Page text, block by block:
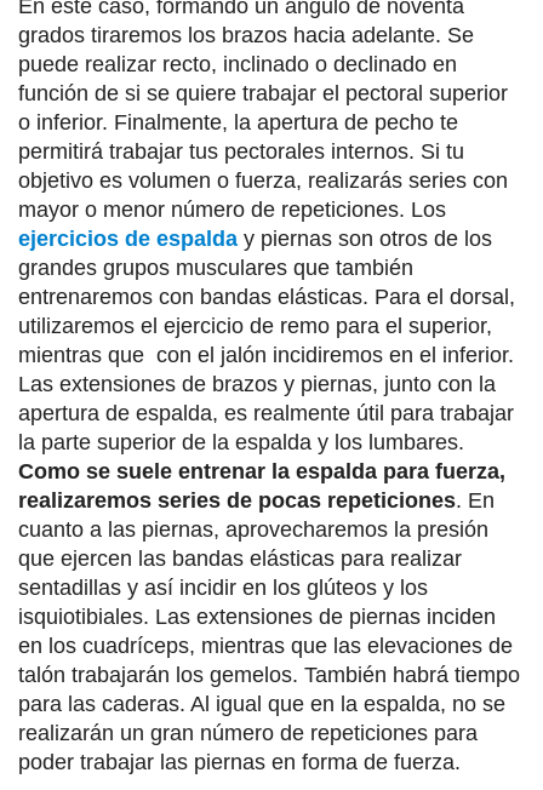
En este caso, formando un ángulo de noventa
grados tiraremos los brazos hacia adelante. Se
puede realizar recto, inclinado o declinado en
función de si se quiere trabajar el pectoral superior
o inferior. Finalmente, la apertura de pecho te
permitirá trabajar tus pectorales internos. Si tu
objetivo es volumen o fuerza, realizarás series con
mayor o menor número de repeticiones. Los
ejercicios de espalda y piernas son otros de los
grandes grupos musculares que también
entrenaremos con bandas elásticas. Para el dorsal,
utilizaremos el ejercicio de remo para el superior,
mientras que con el jalón incidiremos en el inferior.
Las extensiones de brazos y piernas, junto con la
apertura de espalda, es realmente útil para trabajar
la parte superior de la espalda y los lumbares.
Como se suele entrenar la espalda para fuerza,
realizaremos series de pocas repeticiones. En
cuanto a las piernas, aprovecharemos la presión
que ejercen las bandas elásticas para realizar
sentadillas y así incidir en los glúteos y los
isquiotibiales. Las extensiones de piernas inciden
en los cuadríceps, mientras que las elevaciones de
talón trabajarán los gemelos. También habrá tiempo
para las caderas. Al igual que en la espalda, no se
realizarán un gran número de repeticiones para
poder trabajar las piernas en forma de fuerza.